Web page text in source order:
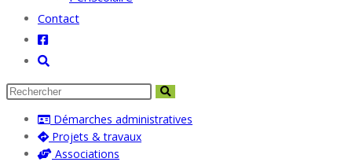
Contact
Toggle
website
search
Démarches administratives
Projets & travaux
Associations